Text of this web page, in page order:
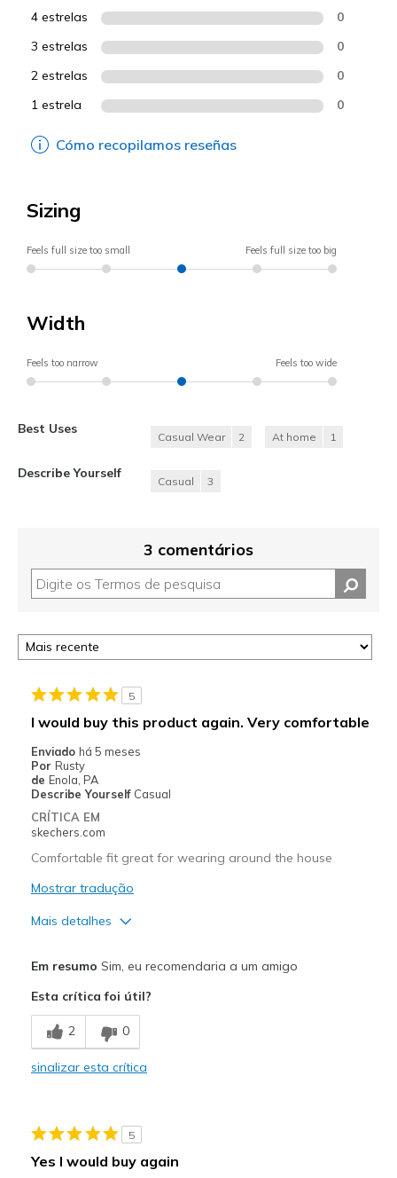
4 estrelas 0
3 estrelas 0
2 estrelas 0
1 estrela 0
Cómo recopilamos reseñas
Sizing
Feels full size too small Feels full size too big
Width
Feels too narrow Feels too wide
Best Uses
Casual Wear 2 At home 1
Describe Yourself
Casual 3
3 comentários
5
I would buy this product again. Very comfortable
Enviado há 5 meses
Por Rusty
de Enola, PA
Describe Yourself Casual
CRÍTICA EM
skechers.com
Comfortable fit great for wearing around the house
Mostrar tradução
Mais detalhes
Stylish
Contras
Two rear pockets where one would be fine
Casual Wear
Em resumo Sim, eu recomendaria a um amigo
Esta crítica foi útil?
2 0
sinalizar esta crítica
5
Yes I would buy again